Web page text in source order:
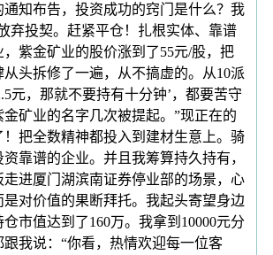
知布告，投资成功的窍门是什么？我
弃投契。赶紧平仓！扎根实体、靠谱
紫金矿业的股价涨到了55元/股，把
头拆修了一遍，从不搞虚的。从10派
元，那就不要持有十分钟’，都要苦守
矿业的名字几次被提起。”现正在的
把全数精神都投入到建材生意上。骑
靠谱的企业。并且我筹算持久持有，
走进厦门湖滨南证券停业部的场景，心
是对价值的果断拜托。我起头寄望身边
市值达到了160万。我拿到10000元分
我说：“你看，热情欢迎每一位客